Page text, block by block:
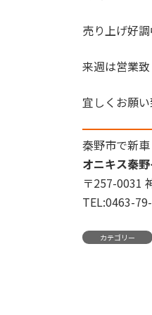
売り上げ好
来週は営業致
宜しくお願い
秦野市で新
オニキス秦
〒257-0031
TEL:0463-
カテゴリー